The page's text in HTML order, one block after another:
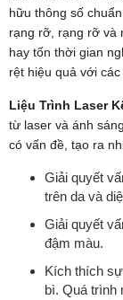
hữu thông số
rạng rỡ, rạng rỡ và
hay tốn thời gian
rệt hiệu quả với
Liệu Trình Laser
từ laser và ánh
có vấn đề, tạo ra
Giải quyết
trên da và
Giải quyết
đậm màu.
Kích thích
bì. Quá trình